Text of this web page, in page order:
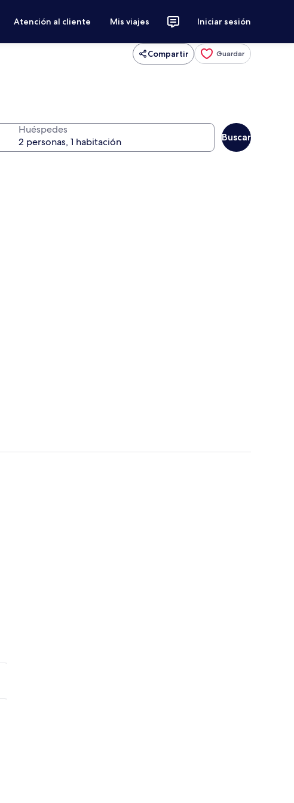
Atención al cliente Mis viajes Iniciar sesión
Compartir Guardar
Huéspedes
Buscar